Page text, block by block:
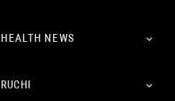
HEALTH NEWS
RUCHI